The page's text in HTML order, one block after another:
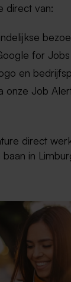
direct van:
for
en
onze Job
direct
in